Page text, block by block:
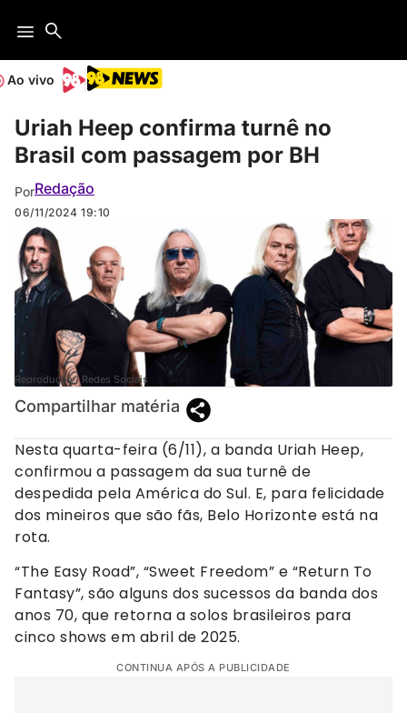
Ao vivo
Uriah Heep confirma turnê no
Brasil com passagem por BH
PorRedação
06/11/2024 19:10
Reprodução / Redes Sociais
Compartilhar matéria
Nesta quarta-feira (6/11), a banda Uriah Heep,
confirmou a passagem da sua turnê de
despedida pela América do Sul. E, para felicidade
dos mineiros que são fãs, Belo Horizonte está na
rota.
“The Easy Road”, “Sweet Freedom” e “Return To
Fantasy”, são alguns dos sucessos da banda dos
anos 70, que retorna a solos brasileiros para
cinco shows em abril de 2025.
CONTINUA APÓS A PUBLICIDADE